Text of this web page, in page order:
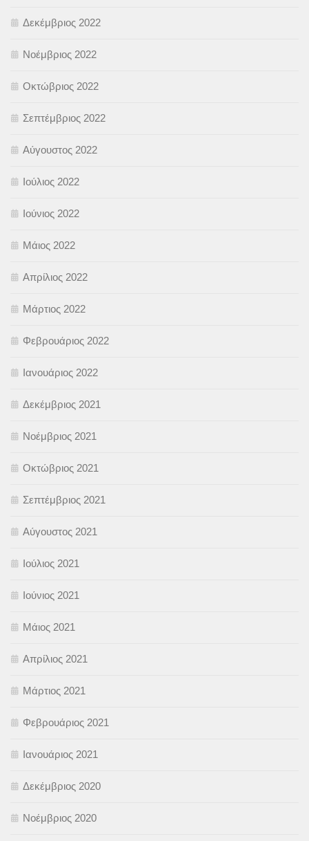
Δεκέμβριος 2022
Νοέμβριος 2022
Οκτώβριος 2022
Σεπτέμβριος 2022
Αύγουστος 2022
Ιούλιος 2022
Ιούνιος 2022
Μάιος 2022
Απρίλιος 2022
Μάρτιος 2022
Φεβρουάριος 2022
Ιανουάριος 2022
Δεκέμβριος 2021
Νοέμβριος 2021
Οκτώβριος 2021
Σεπτέμβριος 2021
Αύγουστος 2021
Ιούλιος 2021
Ιούνιος 2021
Μάιος 2021
Απρίλιος 2021
Μάρτιος 2021
Φεβρουάριος 2021
Ιανουάριος 2021
Δεκέμβριος 2020
Νοέμβριος 2020